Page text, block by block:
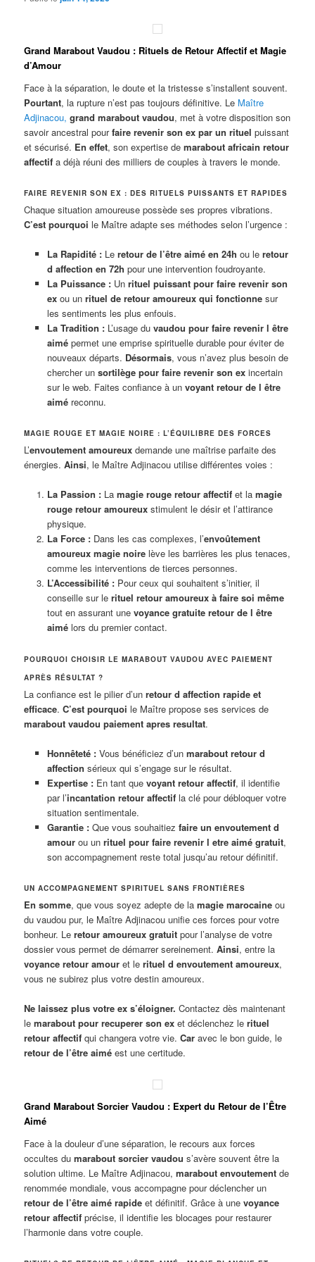
Grand Marabout Vaudou : Rituels de Retour Affectif et Magie
d’Amour
Face à la séparation, le doute et la tristesse s’installent souvent.
Pourtant, la rupture n’est pas toujours définitive. Le Maître
Adjinacou, grand marabout vaudou, met à votre disposition son
savoir ancestral pourfaire revenir son ex par un rituel puissant
et sécurisé. En effet, son expertise demarabout africain retour
affectif a déjà réuni des milliers de couples à travers le monde.
FAIRE REVENIR SON EX : DES RITUELS PUISSANTS ET RAPIDES
Chaque situation amoureuse possède ses propres vibrations.
C’est pourquoi le Maître adapte ses méthodes selon l’urgence :
La Rapidité :Le retour de l’être aimé en 24h ou le retour
d affection en 72h pour une intervention foudroyante.
La Puissance :Un rituel puissant pour faire revenir son
exou un rituel de retour amoureux qui fonctionnesur
les sentiments les plus enfouis.
La Tradition :L’usage du vaudou pour faire revenir l être
aimépermet une emprise spirituelle durable pour éviter de
nouveaux départs. Désormais, vous n’avez plus besoin de
chercher un sortilège pour faire revenir son exincertain
sur le web. Faites confiance à un voyant retour de l être
aiméreconnu.
MAGIE ROUGE ET MAGIE NOIRE : L’ÉQUILIBRE DES FORCES
L’envoutement amoureux demande une maîtrise parfaite des
énergies.Ainsi, le Maître Adjinacou utilise différentes voies :
La Passion :La magie rouge retour affectifet la magie
rouge retour amoureuxstimulent le désir et l’attirance
physique.
La Force :Dans les cas complexes, l’envoûtement
amoureux magie noirelève les barrières les plus tenaces,
comme les interventions de tierces personnes.
L’Accessibilité :Pour ceux qui souhaitent s’initier, il
conseille sur le rituel retour amoureux à faire soi même
tout en assurant une voyance gratuite retour de l être
aimélors du premier contact.
POURQUOI CHOISIR LE MARABOUT VAUDOU AVEC PAIEMENT
APRÈS RÉSULTAT ?
La confiance est le pilier d’unretour d affection rapide et
efficace.C’est pourquoi le Maître propose ses services de
marabout vaudou paiement apres resultat.
Honnêteté :Vous bénéficiez d’un marabout retour d
affection sérieux qui s’engage sur le résultat.
Expertise :En tant que voyant retour affectif, il identifie
par l’incantation retour affectifla clé pour débloquer votre
situation sentimentale.
Garantie :Que vous souhaitiez faire un envoutement d
amourou un rituel pour faire revenir l etre aimé gratuit,
son accompagnement reste total jusqu’au retour définitif.
UN ACCOMPAGNEMENT SPIRITUEL SANS FRONTIÈRES
En somme, que vous soyez adepte de lamagie marocaine ou
du vaudou pur, le Maître Adjinacou unifie ces forces pour votre
bonheur. Leretour amoureux gratuit pour l’analyse de votre
dossier vous permet de démarrer sereinement.Ainsi, entre la
voyance retour amour et lerituel d envoutement amoureux,
vous ne subirez plus votre destin amoureux.
Ne laissez plus votre ex s’éloigner. Contactez dès maintenant
lemarabout pour recuperer son ex et déclenchez lerituel
retour affectif qui changera votre vie.Car avec le bon guide, le
retour de l’être aimé est une certitude.
Grand Marabout Sorcier Vaudou : Expert du Retour de l’Être
Aimé
Face à la douleur d’une séparation, le recours aux forces
occultes dumarabout sorcier vaudou s’avère souvent être la
solution ultime. Le Maître Adjinacou,marabout envoutement de
renommée mondiale, vous accompagne pour déclencher un
retour de l’être aimé rapide et définitif. Grâce à unevoyance
retour affectif précise, il identifie les blocages pour restaurer
l’harmonie dans votre couple.